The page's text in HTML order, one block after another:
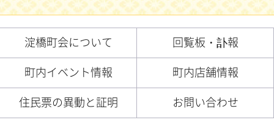
淀橋町会について
回覧板・訃報
町内イベント情報
町内店舗情報
住民票の異動と証明
お問い合わせ